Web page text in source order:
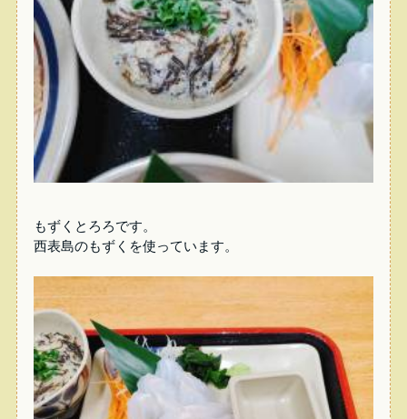
もずくとろろです。
西表島のもずくを使っています。